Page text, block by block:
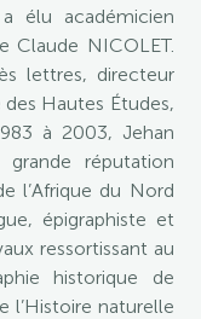
élu académicien
Claude NICOLET.
lettres, directeur
des Hautes Études,
à 2003, Jehan
grande réputation
l’Afrique du Nord
épigraphiste et
ressortissant au
historique de
l’Histoire naturelle